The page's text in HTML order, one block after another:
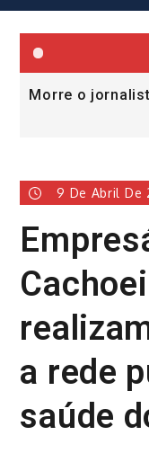
Morre o
9 De Abril De
a rede
saúde